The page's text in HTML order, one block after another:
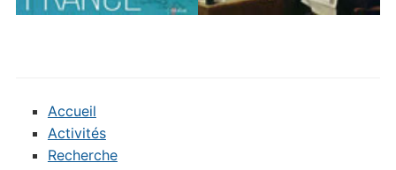
Accueil
Activités
Recherche